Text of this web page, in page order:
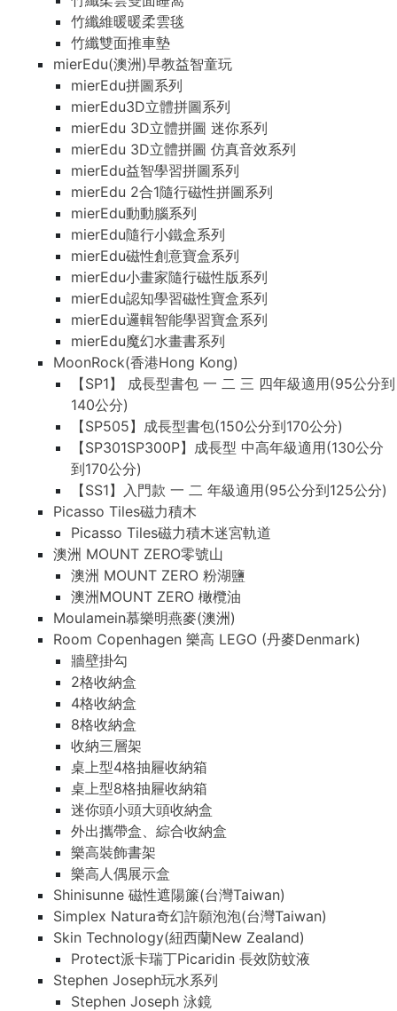
竹纖維暖暖柔雲毯
竹纖雙面推車墊
mierEdu(澳洲)早教益智童玩
mierEdu拼圖系列
mierEdu3D立體拼圖系列
mierEdu 3D立體拼圖 迷你系列
mierEdu 3D立體拼圖 仿真音效系列
mierEdu益智學習拼圖系列
mierEdu 2合1隨行磁性拼圖系列
mierEdu動動腦系列
mierEdu隨行小鐵盒系列
mierEdu磁性創意寶盒系列
mierEdu小畫家隨行磁性版系列
mierEdu認知學習磁性寶盒系列
mierEdu邏輯智能學習寶盒系列
mierEdu魔幻水畫書系列
MoonRock(香港Hong Kong)
【SP1】 成長型書包 一 二 三 四年級適用(95公分到
140公分)
【SP505】成長型書包(150公分到170公分)
【SP301SP300P】成長型 中高年級適用(130公分
到170公分)
【SS1】入門款 一 二 年級適用(95公分到125公分)
Picasso Tiles磁力積木
Picasso Tiles磁力積木迷宮軌道
澳洲 MOUNT ZERO零號山
澳洲 MOUNT ZERO 粉湖鹽
澳洲MOUNT ZERO 橄欖油
Moulamein慕樂明燕麥(澳洲)
Room Copenhagen 樂高 LEGO (丹麥Denmark)
牆壁掛勾
2格收納盒
4格收納盒
8格收納盒
收納三層架
桌上型4格抽屜收納箱
桌上型8格抽屜收納箱
迷你頭小頭大頭收納盒
外出攜帶盒、綜合收納盒
樂高裝飾書架
樂高人偶展示盒
Shinisunne 磁性遮陽簾(台灣Taiwan)
Simplex Natura奇幻許願泡泡(台灣Taiwan)
Skin Technology(紐西蘭New Zealand)
Protect派卡瑞丁Picaridin 長效防蚊液
Stephen Joseph玩水系列
Stephen Joseph 泳鏡